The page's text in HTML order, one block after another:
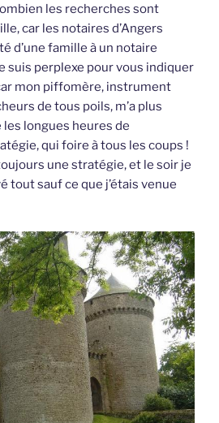
les recherches sont
car les notaires d’Angers
d’une famille à un notaire
suis perplexe pour vous indiquer
mon piffomère, instrument
de tous poils, m’a plus
longues heures de
qui foire à tous les coups !
une stratégie, et le soir je
tout sauf ce que j’étais venue